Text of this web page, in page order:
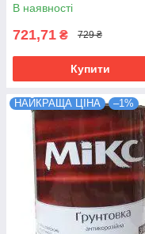
В наявності
721,71 ₴ 729 ₴
Купити
НАЙКРАЩА ЦІНА –1%